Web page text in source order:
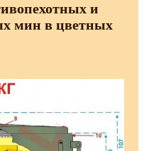
и
мин в цветных